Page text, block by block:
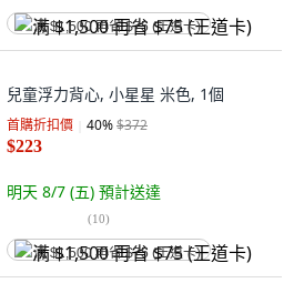
满 $1,500 再省 $75 (王道卡)
兒童浮力背心, 小星星 米色, 1個
首購折扣價 40%$372
$223
明天 8/7 (五) 預計送達
(10)
满 $1,500 再省 $75 (王道卡)